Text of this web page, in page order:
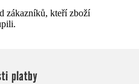
zákazníků, kteří zboží
platby